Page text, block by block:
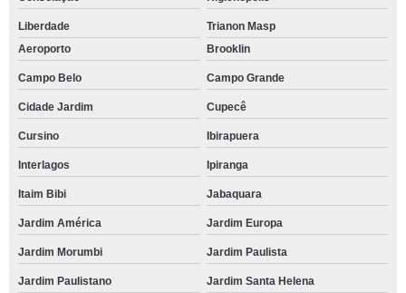
Liberdade
Trianon Masp
Aeroporto
Brooklin
Campo Belo Campo Grande
Cidade Jardim Cupecê
Cursino Ibirapuera
Interlagos Ipiranga
Itaim Bibi Jabaquara
Jardim América Jardim Europa
Jardim Morumbi Jardim Paulista
Jardim Paulistano Jardim Santa Helena